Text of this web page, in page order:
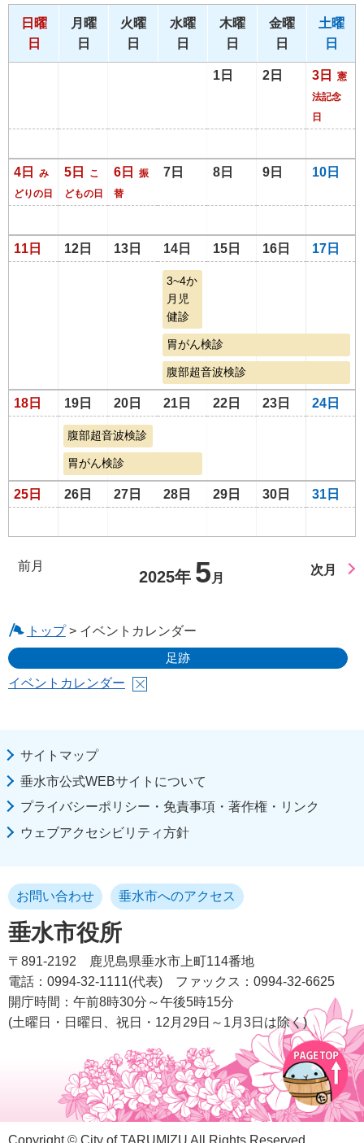
日曜
日
月曜
日
火曜
日
水曜
日
木曜
日
金曜
日
土曜
日
1日 2日 3日
憲
法記念
日
4日
み
どりの日
5日
こ
どもの日
6日
振
替
7日 8日 9日 10日
11日 12日 13日 14日 15日 16日 17日
3~4か
月児
健診
胃がん検診
腹部超音波検診
18日 19日 20日 21日 22日 23日 24日
腹部超音波検診
胃がん検診
25日 26日 27日 28日 29日 30日 31日
前月
2025年 5 月
次月
トップ> イベントカレンダー
足跡
イベントカレンダー
サイトマップ
垂水市公式WEBサイトについて
プライバシーポリシー・免責事項・著作権・リンク
ウェブアクセシビリティ方針
垂水市役所
お問い合わせ 垂水市へのアクセス
〒891-2192
鹿児島県垂水市上町114番地
電話：0994-32-1111(代表)
ファックス：0994-32-6625
開庁時間：午前8時30分～午後5時15分
(土曜日・日曜日、祝日・12月29日～1月3日は除く)